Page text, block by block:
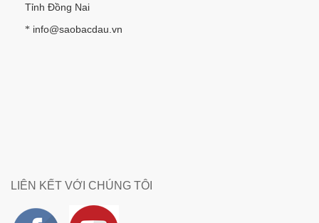
Tỉnh Đồng Nai
* info@saobacdau.vn
LIÊN KẾT VỚI CHÚNG TÔI